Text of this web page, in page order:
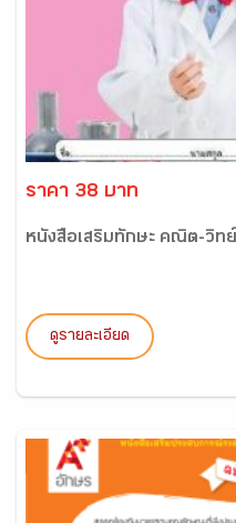
ราคา 38 บาท
หนังสือเสริมทักษะ คณิต-วิทย์
ดูรายละเอียด